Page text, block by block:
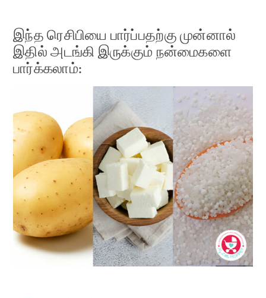
இந்த ரெசிபியை பார்ப்பதற்கு முன்னால்
இதில் அடங்கி இருக்கும் நன்மைகளை
பார்க்கலாம்: